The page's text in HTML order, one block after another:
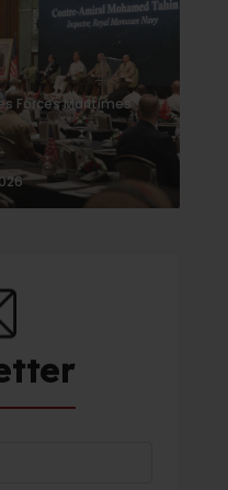
Forces Maritimes